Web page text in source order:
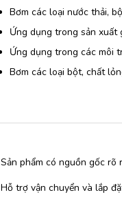
Bơm các loại nước thải,
Ứng dụng trong sản xuất
Ứng dụng trong các môi
Bơm các loại bột, chất
Sản phẩm có nguồn gốc rõ
Hỗ trợ vận chuyển và lắp